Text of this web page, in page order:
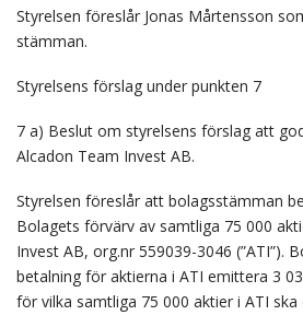
Styrelsen föreslår Jonas Mårtensson
stämman.
Styrelsens förslag under punkten 7
7 a) Beslut om styrelsens förslag att
Alcadon Team Invest AB.
Styrelsen föreslår att bolagsstämman
Bolagets förvärv av samtliga 75 000
Invest AB, org.nr 559039-3046 (”ATI”).
betalning för aktierna i ATI emittera 3
för vilka samtliga 75 000 aktier i ATI ska